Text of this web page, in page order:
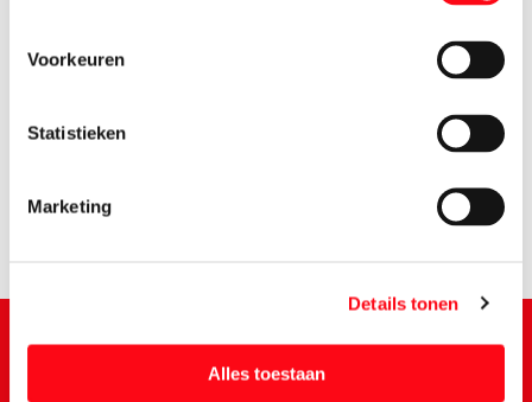
Voorkeuren
Statistieken
Marketing
Details tonen
Alles toestaan
2.55